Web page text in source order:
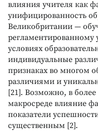
влияния учителя как
унифицированность
Великобритании —
регламентированному
условиях
индивидуальные
признаках во многом
различиями и
[21]. Возможно, в
макросреде влияние
показатели
существенным [2].